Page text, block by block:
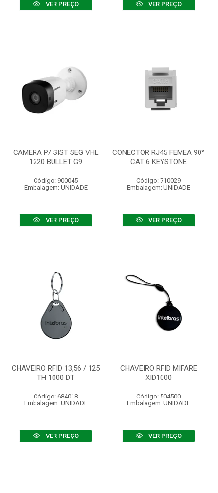
VER PREÇO VER PREÇO
CAMERA P/ SIST SEG VHL
1220 BULLET G9
Código: 900045
Embalagem: UNIDADE
VER PREÇO
CONECTOR RJ45 FEMEA 90°
CAT 6 KEYSTONE
Código: 710029
Embalagem: UNIDADE
VER PREÇO
CHAVEIRO RFID 13,56 / 125
TH 1000 DT
Código: 684018
Embalagem: UNIDADE
VER PREÇO
CHAVEIRO RFID MIFARE
XID1000
Código: 504500
Embalagem: UNIDADE
VER PREÇO